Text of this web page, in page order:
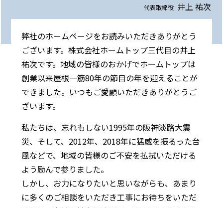
代表取締役 井上 祐次
弊社のホームページをお読みいただきありがとう
ございます。株式会社ホームトップ三代目の井上
祐次です。地域の皆様のおかげでホームトップは
創業以来屋根一筋80年の節目の年を迎えることが
できました。いつもご愛顧いただきありがとうご
ざいます。
私たちは、忘れもしない1995年の阪神淡路大震
災、そして、2012年、2018年に猛威を振るった台
風などで、地域の皆様のご不安を払拭いただける
よう励んで参りました。
しかし、お力になりたいと思いながらも、あまり
に多くのご相談をいただき工事にお待ちをいただ